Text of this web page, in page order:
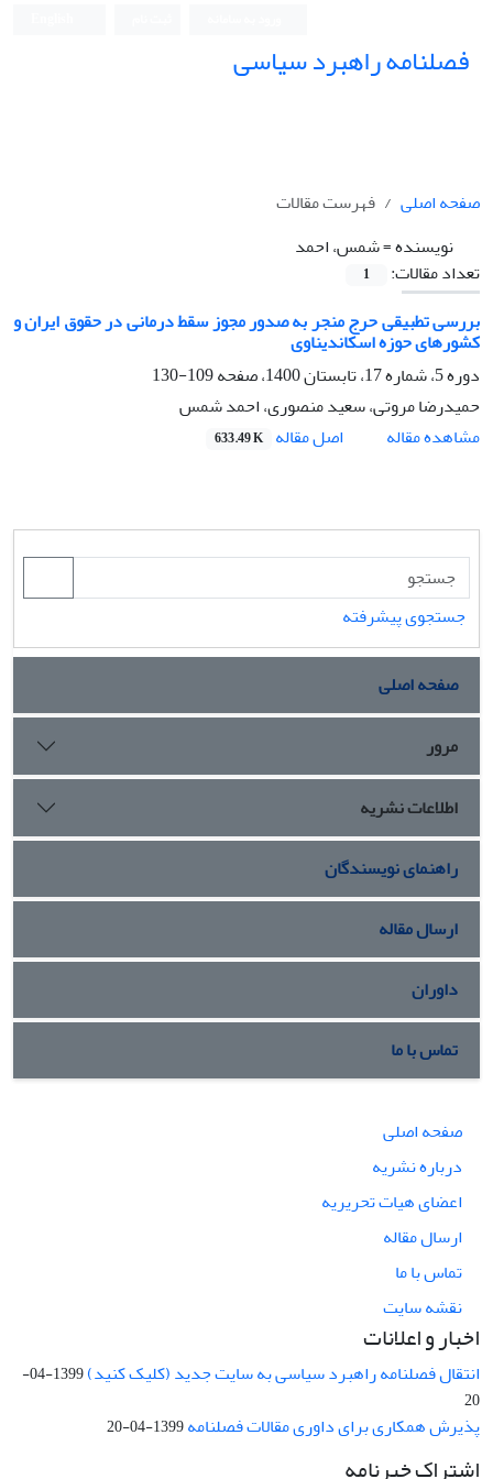
فصلنامه راهبرد سیاسی
صفحه اصلی
فهرست مقالات
نویسنده =شمس، احمد
تعداد مقالات:
1
بررسی تطبیقی حرج منجر به صدور مجوز سقط درمانی در حقوق ایران و
کشورهای حوزه اسکاندیناوی
دوره 5، شماره 17، تابستان 1400، صفحه
109-130
حمیدرضا مروتی، سعید منصوری، احمد شمس
مشاهده مقاله
اصل مقاله 633.49 K
جستجوی پیشرفته
صفحه اصلی
مرور
اطلاعات نشریه
راهنمای نویسندگان
ارسال مقاله
داوران
تماس با ما
صفحه اصلی
درباره نشریه
اعضای هیات تحریریه
ارسال مقاله
تماس با ما
نقشه سایت
اخبار و اعلانات
انتقال فصلنامه راهبرد سیاسی به سایت جدید (کلیک کنید)
1399-04-
20
پذیرش همکاری برای داوری مقالات فصلنامه1399-04-20
اشتراک خبرنامه